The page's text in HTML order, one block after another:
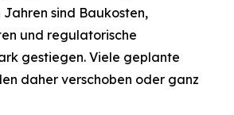
sind Baukosten,
und regulatorische
gestiegen. Viele geplante
daher verschoben oder ganz